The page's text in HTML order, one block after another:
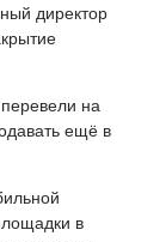
директор
перевели на
ещё в
в